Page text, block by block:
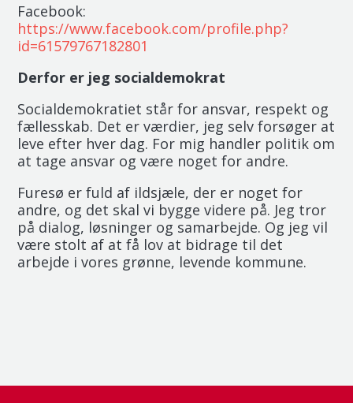
Facebook:
https://www.facebook.com/profile.php?
id=61579767182801
Derfor er jeg socialdemokrat
Socialdemokratiet står for ansvar, respekt og
fællesskab. Det er værdier, jeg selv forsøger at
leve efter hver dag. For mig handler politik om
at tage ansvar og være noget for andre.
Furesø er fuld af ildsjæle, der er noget for
andre, og det skal vi bygge videre på. Jeg tror
på dialog, løsninger og samarbejde. Og jeg vil
være stolt af at få lov at bidrage til det
arbejde i vores grønne, levende kommune.